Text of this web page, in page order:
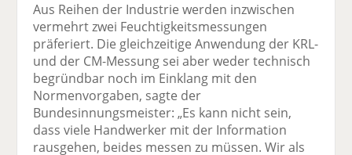
Aus Reihen der Industrie werden inzwischen
vermehrt zwei Feuchtigkeitsmessungen
präferiert. Die gleichzeitige Anwendung der KRL-
und der CM-Messung sei aber weder technisch
begründbar noch im Einklang mit den
Normenvorgaben, sagte der
Bundesinnungsmeister: „Es kann nicht sein,
dass viele Handwerker mit der Information
rausgehen, beides messen zu müssen. Wir als